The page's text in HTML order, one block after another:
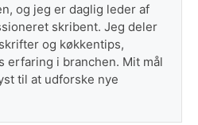
og jeg er daglig leder af
skribent. Jeg deler
og køkkentips,
erfaring i branchen. Mit mål
til at udforske nye